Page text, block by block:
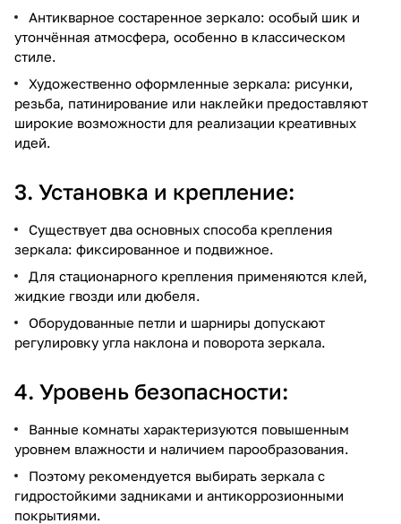
Антикварное состаренное зеркало: особый шик и
утончённая атмосфера, особенно в классическом
стиле.
Художественно оформленные зеркала: рисунки,
резьба, патинирование или наклейки предоставляют
широкие возможности для реализации креативных
идей.
3. Установка и крепление:
Существует два основных способа крепления
зеркала: фиксированное и подвижное.
Для стационарного крепления применяются клей,
жидкие гвозди или дюбеля.
Оборудованные петли и шарниры допускают
регулировку угла наклона и поворота зеркала.
4. Уровень безопасности:
Ванные комнаты характеризуются повышенным
уровнем влажности и наличием парообразования.
Поэтому рекомендуется выбирать зеркала с
гидростойкими задниками и антикоррозионными
покрытиями.